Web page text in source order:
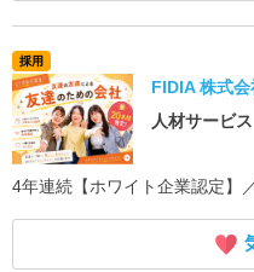
採用
FIDIA 株式会
人材サービス
4年連続【ホワイト企業認定】